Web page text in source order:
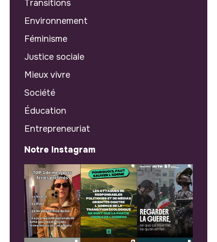
Transitions
Environnement
Féminisme
Justice sociale
Mieux vivre
Société
Éducation
Entrepreneuriat
Notre Instagram